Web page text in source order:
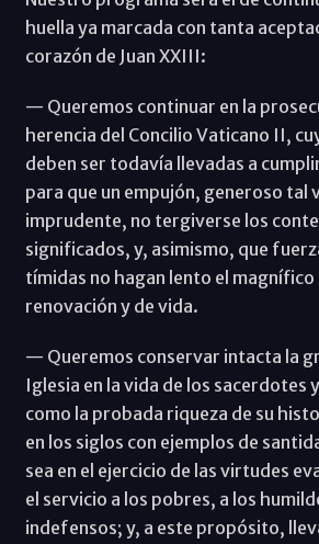
huella ya marcada con tanta
corazón de Juan XXIII:
— Queremos continuar en la
herencia del Concilio Vaticano II,
deben ser todavía llevadas a
para que un empujón, generoso tal
imprudente, no tergiverse los
significados, y, asimismo, que
tímidas no hagan lento el magnífico
renovación y de vida.
— Queremos conservar intacta la
Iglesia en la vida de los sacerdotes
como la probada riqueza de su
en los siglos con ejemplos de
sea en el ejercicio de las virtudes
el servicio a los pobres, a los
indefensos; y, a este propósito,